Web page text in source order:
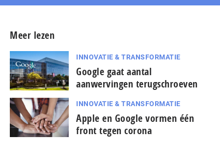
Meer lezen
INNOVATIE & TRANSFORMATIE
Google gaat aantal
aanwervingen terugschroeven
INNOVATIE & TRANSFORMATIE
Apple en Google vormen één
front tegen corona